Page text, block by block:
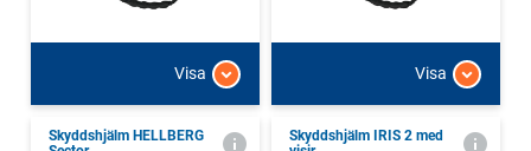
Visa Visa
Skyddshjälm HELLBERG
Skyddshjälm IRIS 2 med